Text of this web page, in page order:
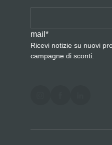
mail *
Ricevi notizie su nuovi
campagne di sconti.